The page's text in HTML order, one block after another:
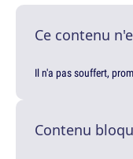
Ce contenu
Il n'a pas souffert,
Contenu